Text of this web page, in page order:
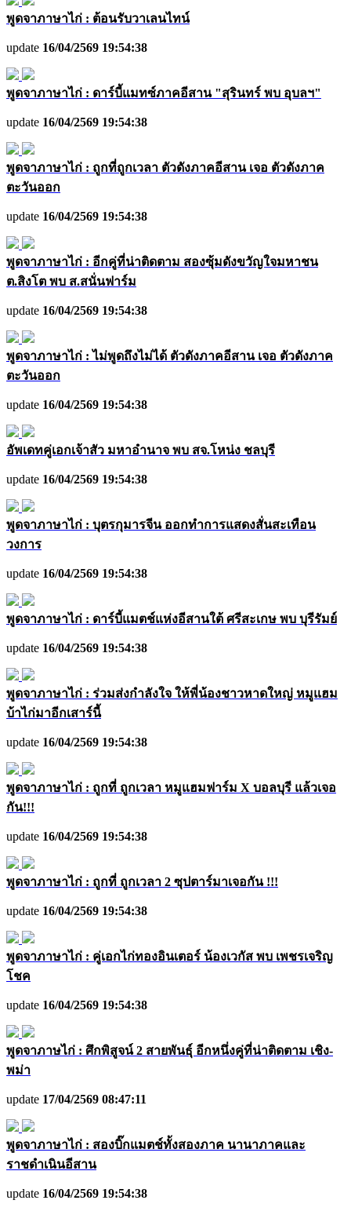
พูดจาภาษาไก่ : ต้อนรับวาเลนไทน์
update 16/04/2569 19:54:38
พูดจาภาษาไก่ : ดาร์บี้แมทซ์ภาคอีสาน "สุรินทร์ พบ อุบลฯ"
update 16/04/2569 19:54:38
พูดจาภาษาไก่ : ถูกที่ถูกเวลา ตัวดังภาคอีสาน เจอ ตัวดังภาค
ตะวันออก
update 16/04/2569 19:54:38
พูดจาภาษาไก่ : อีกคู่ที่น่าติดตาม สองซุ้มดังขวัญใจมหาชน
ต.สิงโต พบ ส.สนั่นฟาร์ม
update 16/04/2569 19:54:38
พูดจาภาษาไก่ : ไม่พูดถึงไม่ได้ ตัวดังภาคอีสาน เจอ ตัวดังภาค
ตะวันออก
update 16/04/2569 19:54:38
อัพเดทคู่เอกเจ้าสัว มหาอำนาจ พบ สจ.โหน่ง ชลบุรี
update 16/04/2569 19:54:38
พูดจาภาษาไก่ : บุตรกุมารจีน ออกทำการแสดงสั่นสะเทือน
วงการ
update 16/04/2569 19:54:38
พูดจาภาษาไก่ : ดาร์บี้แมตช์แห่งอีสานใต้ ศรีสะเกษ พบ บุรีรัมย์
update 16/04/2569 19:54:38
พูดจาภาษาไก่ : ร่วมส่งกำลังใจ ให้พี่น้องชาวหาดใหญ่ หมูแฮม
บ้าไก่มาอีกเสาร์นี้
update 16/04/2569 19:54:38
พูดจาภาษาไก่ : ถูกที่ ถูกเวลา หมูแฮมฟาร์ม X บอลบุรี แล้วเจอ
กัน!!!
update 16/04/2569 19:54:38
พูดจาภาษาไก่ : ถูกที่ ถูกเวลา 2 ซุปตาร์มาเจอกัน !!!
update 16/04/2569 19:54:38
พูดจาภาษาไก่ : คู่เอกไก่ทองอินเตอร์ น้องเวกัส พบ เพชรเจริญ
โชค
update 16/04/2569 19:54:38
พูดจาภาษไก่ : ศึกพิสูจน์ 2 สายพันธุ์ อีกหนึ่งคู่ที่น่าติดตาม เชิง-
พม่า
update 17/04/2569 08:47:11
พูดจาภาษาไก่ : สองบิ๊กแมตช์ทั้งสองภาค นานาภาคและ
ราชดำเนินอีสาน
update 16/04/2569 19:54:38